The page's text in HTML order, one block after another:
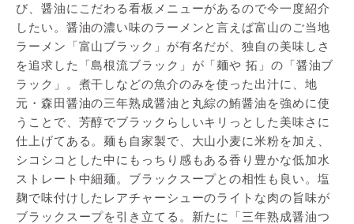
び、醤油にこだわる看板メニューがあるので今一度紹介
したい。醤油の濃い味のラーメンと言えば富山のご当地
ラーメン「富山ブラック」が有名だが、独自の美味しさ
を追求した「島根流ブラック」が「麺や 拓」の「醤油ブ
ラック」。煮干しなどの魚介のみを使った出汁に、地
元・森田醤油の三年熟成醤油と丸綜の鮪醤油を強めに使
うことで、芳醇でブラックらしいキリっとした美味さに
仕上げてある。麺も自家製で、大山小麦に米粉を加え、
シコシコとした中にもっちり感もある香り豊かな低加水
ストレート中細麺。ブラックスープとの相性も良い。塩
麹で味付けしたレアチャーシューのライトな肉の旨味が
ブラックスープを引き立てる。新たに「三年熟成醤油つ